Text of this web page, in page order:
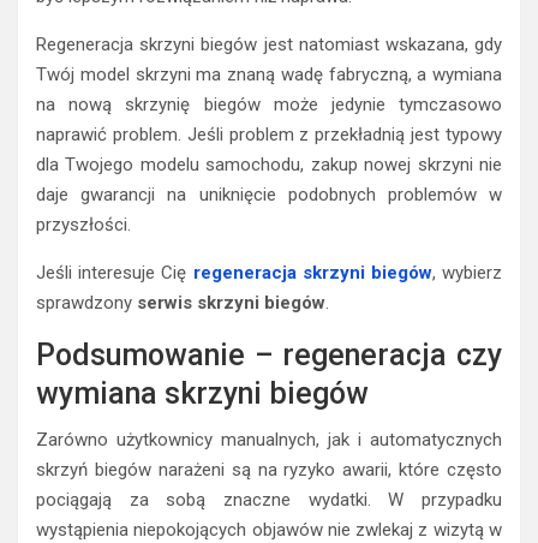
Regeneracja skrzyni biegów jest natomiast wskazana, gdy
Twój model skrzyni ma znaną wadę fabryczną, a wymiana
na nową skrzynię biegów może jedynie tymczasowo
naprawić problem. Jeśli problem z przekładnią jest typowy
dla Twojego modelu samochodu, zakup nowej skrzyni nie
daje gwarancji na uniknięcie podobnych problemów w
przyszłości.
Jeśli interesuje Cię regeneracja skrzyni biegów, wybierz
sprawdzony serwis skrzyni biegów.
Podsumowanie – regeneracja czy
wymiana skrzyni biegów
Zarówno użytkownicy manualnych, jak i automatycznych
skrzyń biegów narażeni są na ryzyko awarii, które często
pociągają za sobą znaczne wydatki. W przypadku
wystąpienia niepokojących objawów nie zwlekaj z wizytą w